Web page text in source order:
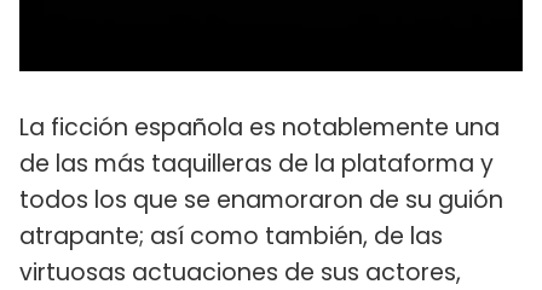
La ficción española es notablemente una
de las más taquilleras de la plataforma y
todos los que se enamoraron de su guión
atrapante; así como también, de las
virtuosas actuaciones de sus actores,